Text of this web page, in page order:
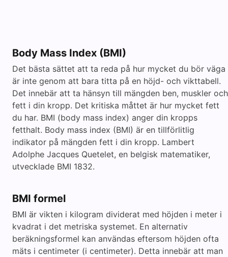
Body Mass Index (BMI)
Det bästa sättet att ta reda på hur mycket du bör väga
är inte genom att bara titta på en höjd- och vikttabell.
Det innebär att ta hänsyn till mängden ben, muskler och
fett i din kropp. Det kritiska måttet är hur mycket fett
du har. BMI (body mass index) anger din kropps
fetthalt. Body mass index (BMI) är en tillförlitlig
indikator på mängden fett i din kropp. Lambert
Adolphe Jacques Quetelet, en belgisk matematiker,
utvecklade BMI 1832.
BMI formel
BMI är vikten i kilogram dividerat med höjden i meter i
kvadrat i det metriska systemet. En alternativ
beräkningsformel kan användas eftersom höjden ofta
mäts i centimeter (i centimeter). Detta innebär att man